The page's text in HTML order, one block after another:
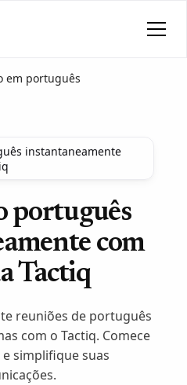
em português
instantaneamente
português
com
Tactiq
reuniões de português
com o Tactiq. Comece
simplifique suas